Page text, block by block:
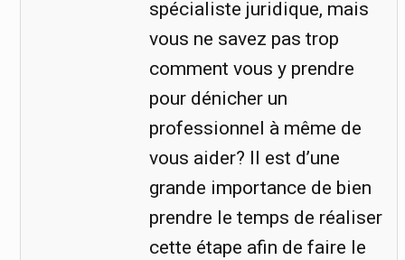
spécialiste juridique, mais
vous ne savez pas trop
comment vous y prendre
pour dénicher un
professionnel à même de
vous aider? Il est d’une
grande importance de bien
prendre le temps de réaliser
cette étape afin de faire le